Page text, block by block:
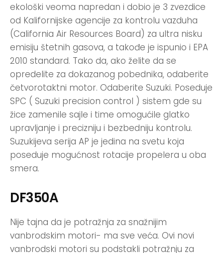
ekološki veoma napredan i dobio je 3 zvezdice
od Kalifornijske agencije za kontrolu vazduha
(California Air Resources Board) za ultra nisku
emisiju štetnih gasova, a takođe je ispunio i EPA
2010 standard. Tako da, ako želite da se
opredelite za dokazanog pobednika, odaberite
četvorotaktni motor. Odaberite Suzuki. Poseduje
SPC ( Suzuki precision control ) sistem gde su
žice zamenile sajle i time omogućile glatko
upravljanje i precizniju i bezbedniju kontrolu.
Suzukijeva serija AP je jedina na svetu koja
poseduje mogućnost rotacije propelera u oba
smera.
DF350A
Nije tajna da je potražnja za snažnijim
vanbrodskim motori- ma sve veća. Ovi novi
vanbrodski motori su podstakli potražnju za